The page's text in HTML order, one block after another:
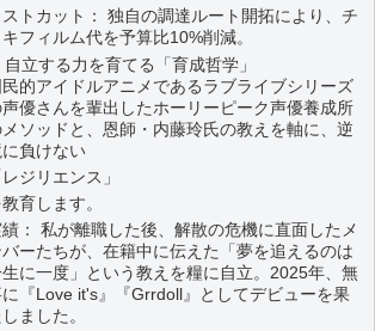
ストカット： 独自の調達ルート開拓により、チ
キフィルム代を予算比10%削減。
自立する力を育てる「育成哲学」
民的アイドルアニメであるラブライブシリーズ
優さんを輩出したホーリーピーク声優養成所
ソッドと、恩師・内藤玲氏の教えを軸に、逆
負けない
レジリエンス」
育します。
： 私が離職した後、解散の危機に直面したメ
バーたちが、在籍中に伝えた「夢を追えるのは
に一度」という教えを糧に自立。2025年、無
『Love it's』『Grrdoll』としてデビューを果
ました。